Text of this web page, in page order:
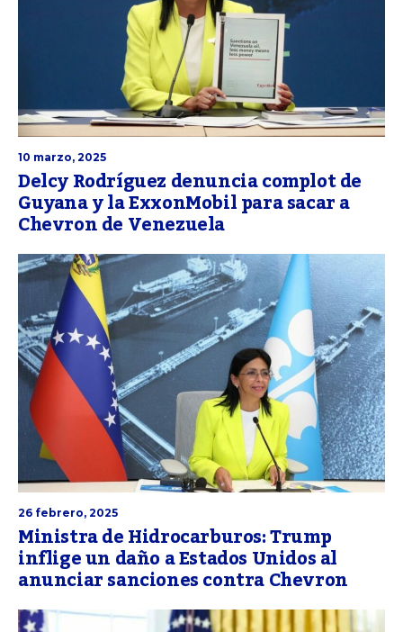
10 marzo, 2025
Delcy Rodríguez denuncia complot de
Guyana y la ExxonMobil para sacar a
Chevron de Venezuela
26 febrero, 2025
Ministra de Hidrocarburos: Trump
inflige un daño a Estados Unidos al
anunciar sanciones contra Chevron